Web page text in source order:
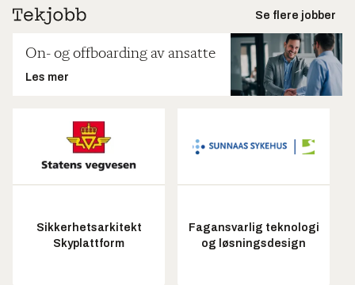
Se flere jobber
On- og offboarding av ansatte
Les mer
Sikkerhetsarkitekt
Skyplattform
Fagansvarlig teknologi
og løsningsdesign